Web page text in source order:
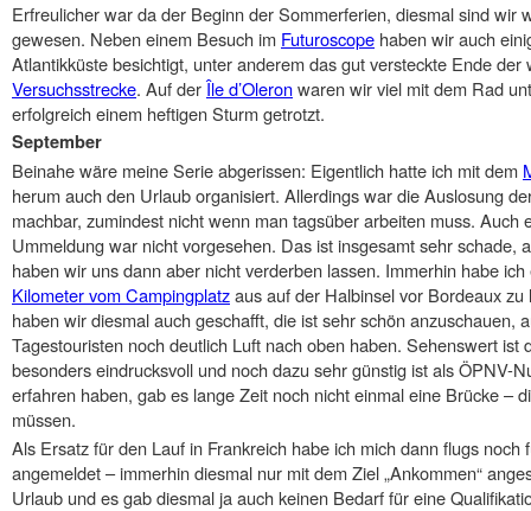
Erfreulicher war da der Beginn der Sommerferien, diesmal sind wir
gewesen. Neben einem Besuch im Futuroscope haben wir auch
Atlantikküste besichtigt, unter anderem das gut versteckte Ende
Versuchsstrecke. Auf derÎle d’Oleronwaren wir viel mit dem Rad
erfolgreich einem heftigen Sturm getrotzt.
September
Beinahe wäre meine Serie abgerissen: Eigentlich hatte ich mit dem
herum auch den Urlaub organisiert. Allerdings war die Auslosung
machbar, zumindest nicht wenn man tagsüber arbeiten muss. Auch
Ummeldung war nicht vorgesehen. Das ist insgesamt sehr schade,
haben wir uns dann aber nicht verderben lassen. Immerhin habe
Kilometer vom Campingplatzaus auf der Halbinsel vor Bordeaux
haben wir diesmal auch geschafft, die ist sehr schön anzuschauen,
Tagestouristen noch deutlich Luft nach oben haben. Sehenswert ist
besonders eindrucksvoll und noch dazu sehr günstig ist als ÖPNV-
erfahren haben, gab es lange Zeit noch nicht einmal eine Brücke –
müssen.
Als Ersatz für den Lauf in Frankreich habe ich mich dann flugs noch
angemeldet – immerhin diesmal nur mit dem Ziel „Ankommen“
Urlaub und es gab diesmal ja auch keinen Bedarf für eine